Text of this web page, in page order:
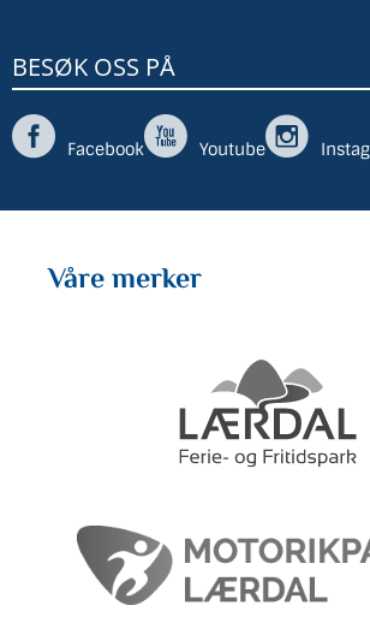
BESØK OSS PÅ
Facebook Youtube
Våre merker